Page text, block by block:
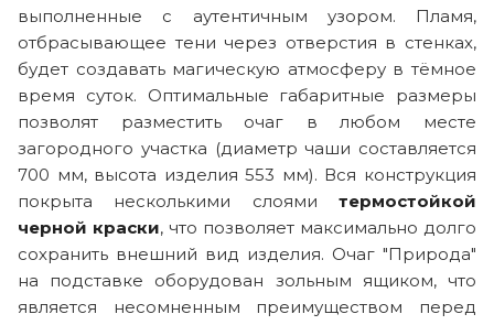
выполненные с аутентичным узором. Пламя,
отбрасывающее тени через отверстия в стенках,
будет создавать магическую атмосферу в тёмное
время суток. Оптимальные габаритные размеры
позволят разместить очаг в любом месте
загородного участка (диаметр чаши составляется
700 мм, высота изделия 553 мм). Вся конструкция
покрыта несколькими слоями термостойкой
черной краски, что позволяет максимально долго
сохранить внешний вид изделия. Очаг "Природа"
на подставке оборудован зольным ящиком, что
является несомненным преимуществом перед